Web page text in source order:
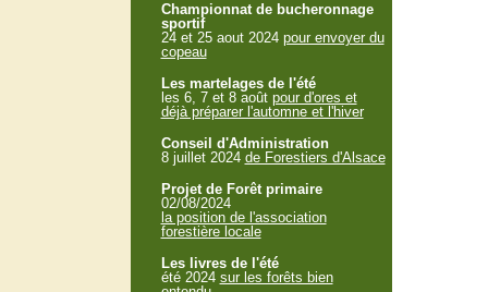
Championnat de bucheronnage
sportif
24 et 25 aout 2024 pour envoyer du
copeau
Les martelages de l'été
les 6, 7 et 8 août pour d'ores et
déjà préparer l'automne et l'hiver
Conseil d'Administration
8 juillet 2024 de Forestiers d'Alsace
Projet de Forêt primaire
02/08/2024
la position de l'association
forestière locale
Les livres de l'été
été 2024 sur les forêts bien